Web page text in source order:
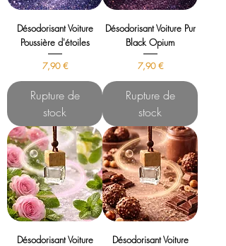
Désodorisant Voiture
Poussière d'étoiles
Prix
7,90 €
Rupture de
stock
Désodorisant Voiture Pur
Black Opium
Prix
7,90 €
Rupture de
stock
Désodorisant Voiture
Désodorisant Voiture